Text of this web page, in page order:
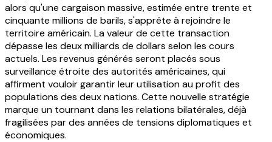
alors qu'une cargaison massive, estimée entre trente et
cinquante millions de barils, s'apprête à rejoindre le
territoire américain. La valeur de cette transaction
dépasse les deux milliards de dollars selon les cours
actuels. Les revenus générés seront placés sous
surveillance étroite des autorités américaines, qui
affirment vouloir garantir leur utilisation au profit des
populations des deux nations. Cette nouvelle stratégie
marque un tournant dans les relations bilatérales, déjà
fragilisées par des années de tensions diplomatiques et
économiques.